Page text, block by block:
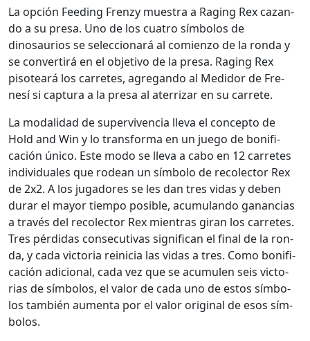
La opción Feed­ing Fren­zy mues­tra a Rag­ing Rex cazan­
do a su pre­sa. Uno de los cua­tro sím­bo­los de
dinosaurios se selec­cionará al comien­zo de la ron­da y
se con­ver­tirá en el obje­ti­vo de la pre­sa. Rag­ing Rex
pisoteará los car­retes, agre­gan­do al Medi­dor de Fre­
nesí si cap­tura a la pre­sa al ater­rizar en su car­rete.
La modal­i­dad de super­viven­cia lle­va el con­cep­to de
Hold and Win y lo trans­for­ma en un juego de bonifi­
cación úni­co. Este modo se lle­va a cabo en 12 car­retes
indi­vid­uales que rodean un sím­bo­lo de recolec­tor Rex
de 2x2. A los jugadores se les dan tres vidas y deben
durar el may­or tiem­po posi­ble, acu­mu­lan­do ganan­cias
a través del recolec­tor Rex mien­tras giran los car­retes.
Tres pér­di­das con­sec­u­ti­vas sig­nif­i­can el final de la ron­
da, y cada vic­to­ria reini­cia las vidas a tres. Como bonifi­
cación adi­cional, cada vez que se acu­mulen seis vic­to­
rias de sím­bo­los, el val­or de cada uno de estos sím­bo­
los tam­bién aumen­ta por el val­or orig­i­nal de esos sím­
bo­los.